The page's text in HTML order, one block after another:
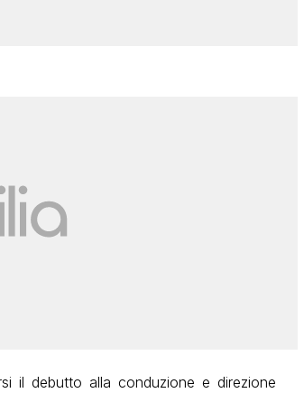
il debutto alla conduzione e direzione